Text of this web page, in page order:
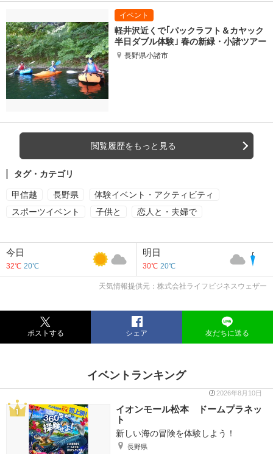
軽井沢近くで｢パックラフト＆カヤック
半日ダブル体験｣ 春の新緑・小諸ツアー
長野県小諸市
閲覧履歴をもっと見る
タグ・カテゴリ
甲信越 長野県
体験イベント・アクティビティ
スポーツイベント
子供と 恋人と・夫婦で
今日
32℃ 20℃
明日
30℃ 20℃
天気情報提供元：株式会社ライフビジネスウェザー
ポストする シェア 友だちに送る
イベントランキング
2026年8月10日
イオンモール松本 ドームプラネッ
ト
新しい海の冒険を体験しよう！
長野県